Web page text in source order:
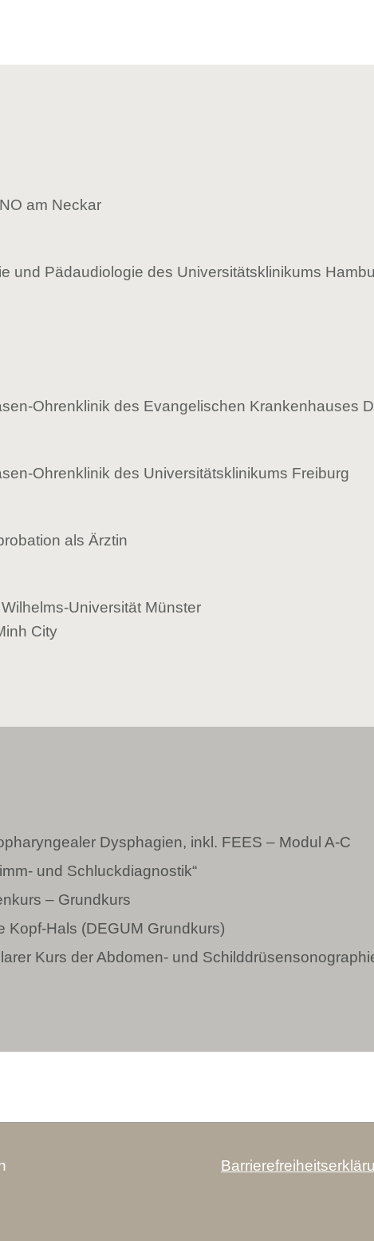
am Neckar
und Pädaudiologie des Universitätsklinikums
Ohrenklinik des Evangelischen Krankenhauses
Ohrenklinik des Universitätsklinikums Freiburg
als Ärztin
Universität Münster
City
Dysphagien, inkl. FEES – Modul A-C
und Schluckdiagnostik“
– Grundkurs
Kopf-Hals (DEGUM Grundkurs)
Kurs der Abdomen- und